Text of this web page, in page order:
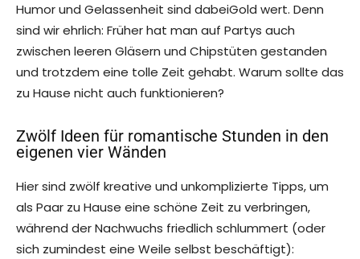
Humor und Gelassenheit sind dabeiGold wert. Denn
sind wir ehrlich: Früher hat man auf Partys auch
zwischen leeren Gläsern und Chipstüten gestanden
und trotzdem eine tolle Zeit gehabt. Warum sollte das
zu Hause nicht auch funktionieren?
Zwölf Ideen für romantische Stunden in den
eigenen vier Wänden
Hier sind zwölf kreative und unkomplizierte Tipps, um
als Paar zu Hause eine schöne Zeit zu verbringen,
während der Nachwuchs friedlich schlummert (oder
sich zumindest eine Weile selbst beschäftigt):